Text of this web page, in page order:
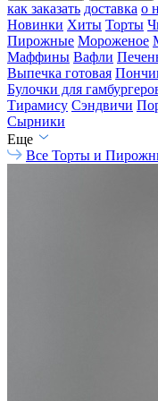
как заказать доставка о
Новинки Хиты Торты
Пирожные Мороженое
Маффины Вафли
Выпечка готовая
Булочки для
Тирамису Сэндвичи
Сырники
Еще
Все Торты и